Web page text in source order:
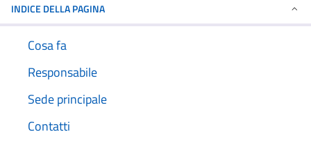
INDICE DELLA PAGINA
Cosa fa
Responsabile
Sede principale
Contatti